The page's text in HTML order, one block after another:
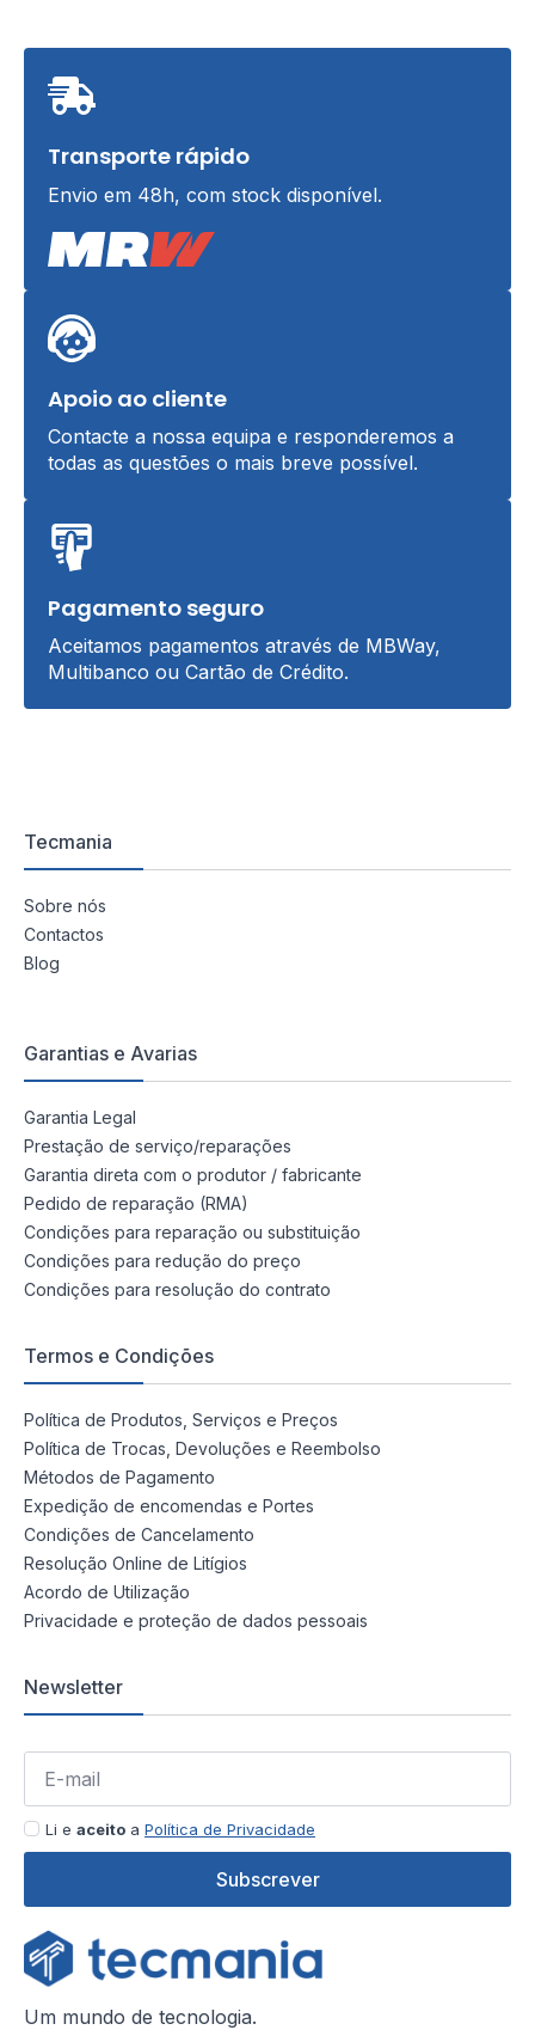
Transporte rápido
Envio em 48h, com stock disponível.
Apoio ao cliente
Contacte a nossa equipa e responderemos a
todas as questões o mais breve possível.
Pagamento seguro
Aceitamos pagamentos através de MBWay,
Multibanco ou Cartão de Crédito.
Tecmania
Sobre nós
Contactos
Blog
Garantias e Avarias
Garantia Legal
Prestação de serviço/reparações
Garantia direta com o produtor / fabricante
Pedido de reparação (RMA)
Condições para reparação ou substituição
Condições para redução do preço
Condições para resolução do contrato
Termos e Condições
Política de Produtos, Serviços e Preços
Política de Trocas, Devoluções e Reembolso
Métodos de Pagamento
Expedição de encomendas e Portes
Condições de Cancelamento
Resolução Online de Litígios
Acordo de Utilização
Privacidade e proteção de dados pessoais
Newsletter
Li e aceito a Política de Privacidade
Subscrever
Um mundo de tecnologia.